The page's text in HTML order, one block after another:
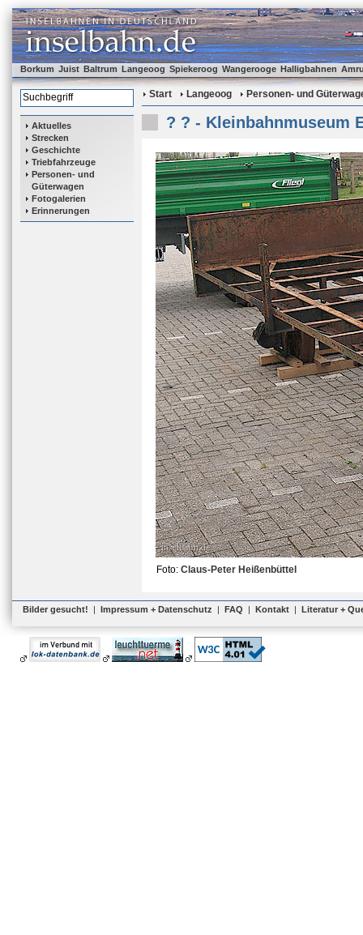
Borkum Juist Baltrum Langeoog Spiekeroog Wangerooge Halligbahnen
Aktuelles
Strecken
Geschichte
Triebfahrzeuge
Personen- und
Güterwagen
Fotogalerien
Erinnerungen
Start Langeoog Personen- und
? ? - Kleinbahnmuseum
Foto: Claus-Peter Heißenbüttel
Bilder gesucht! | Impressum + Datenschutz | FAQ | Kontakt | Literatur +